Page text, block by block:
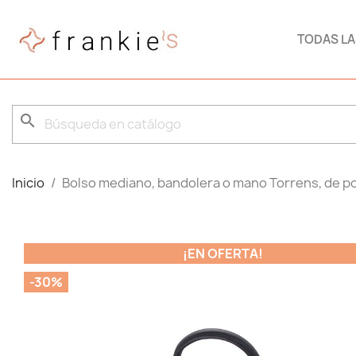
TODAS
search
Inicio Bolso mediano, bandolera o mano Torrens, de
¡EN OFERTA!
-30%